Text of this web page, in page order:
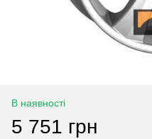
В наявності
5 751 грн